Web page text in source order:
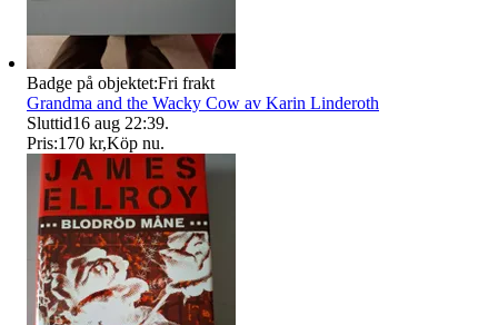
Badge på objektet:Fri frakt
Grandma and the Wacky Cow av Karin Linderoth
Sluttid16 aug 22:39.
Pris:170 kr,Köp nu.